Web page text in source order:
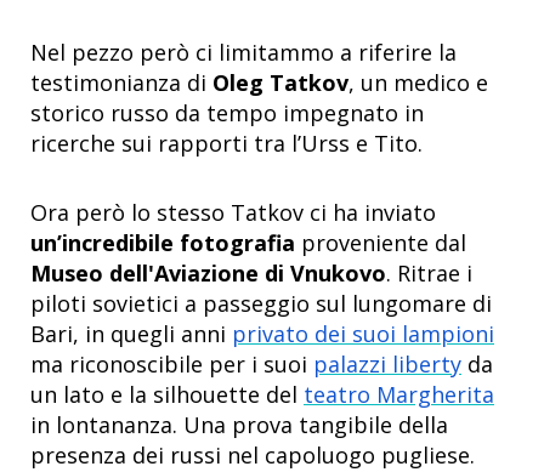
Nel pezzo però ci limitammo a riferire la
testimonianza di Oleg Tatkov, un medico e
storico russo da tempo impegnato in
ricerche sui rapporti tra l’Urss e Tito.
Ora però lo stesso Tatkov ci ha inviato
un’incredibile fotografia proveniente dal
Museo dell'Aviazione di Vnukovo. Ritrae i
piloti sovietici a passeggio sul lungomare di
Bari, in quegli anni privato dei suoi lampioni
ma riconoscibile per i suoi palazzi liberty da
un lato e la silhouette del teatro Margherita
in lontananza. Una prova tangibile della
presenza dei russi nel capoluogo pugliese.